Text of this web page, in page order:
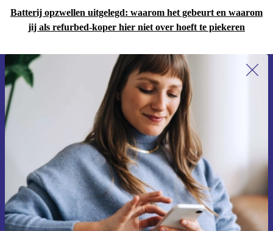
Batterij opzwellen uitgelegd: waarom het gebeurt en waarom
jij als refurbed-koper hier niet over hoeft te piekeren
Meld je aan voor onze nieuwsbrief en
ontvang €15 korting!
Mis nooit meer een aanbieding.
Voucher aanvragen
Informatie over het gebruik van persoonsgegevens vind je in ons
privacybeleid